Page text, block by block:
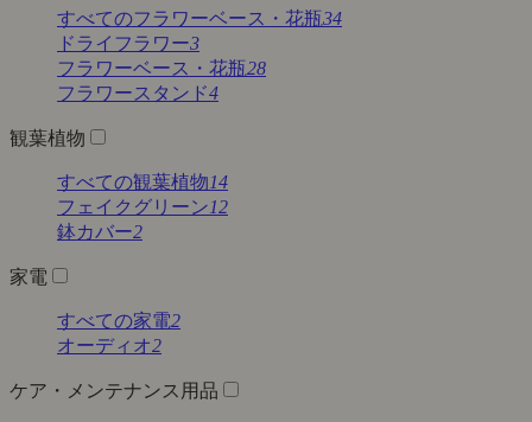
すべてのフラワーベース・花瓶34
ドライフラワー3
フラワーベース・花瓶28
フラワースタンド4
観葉植物
すべての観葉植物14
フェイクグリーン12
鉢カバー2
家電
すべての家電2
オーディオ2
ケア・メンテナンス用品